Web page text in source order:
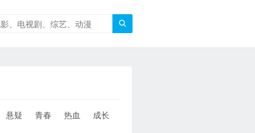

悬疑 青春 热血 成长